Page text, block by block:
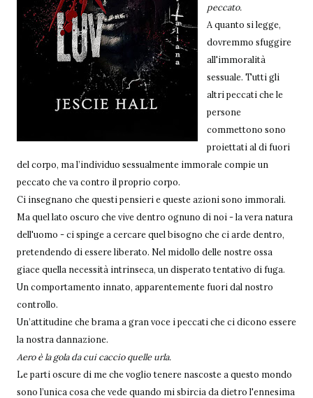
peccato.
A quanto si legge,
dovremmo sfuggire
all'immoralità
sessuale. Tutti gli
altri peccati che le
persone
commettono sono
proiettati al di fuori
del corpo, ma l’individuo sessualmente immorale compie un
peccato che va contro il proprio corpo.
Ci insegnano che questi pensieri e queste azioni sono immorali.
Ma quel lato oscuro che vive dentro ognuno di noi - la vera natura
dell'uomo - ci spinge a cercare quel bisogno che ci arde dentro,
pretendendo di essere liberato. Nel midollo delle nostre ossa
giace quella necessità intrinseca, un disperato tentativo di fuga.
Un comportamento innato, apparentemente fuori dal nostro
controllo.
Un’attitudine che brama a gran voce i peccati che ci dicono essere
la nostra dannazione.
Aero è la gola da cui caccio quelle urla.
Le parti oscure di me che voglio tenere nascoste a questo mondo
sono l’unica cosa che vede quando mi sbircia da dietro l'ennesima